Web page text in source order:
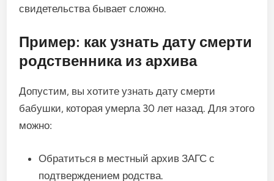
свидетельства бывает сложно.
Пример: как узнать дату смерти
родственника из архива
Допустим, вы хотите узнать дату смерти
бабушки, которая умерла 30 лет назад. Для этого
можно:
Обратиться в местный архив ЗАГС с
подтверждением родства.